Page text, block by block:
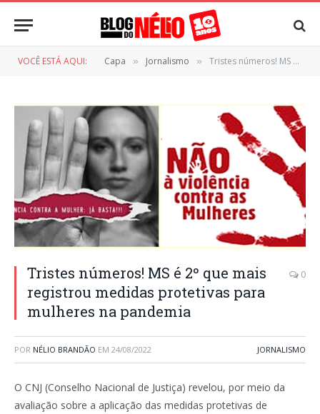
VOCÊ ESTÁ AQUI: Capa » Jornalismo » Tristes números! MS é 2º que mais registrou medidas protetivas para mulheres na pandemia
Tristes números! MS é 2º que mais
registrou medidas protetivas para
mulheres na pandemia
0
POR NÉLIO BRANDÃO EM 24/08/2022 JORNALISMO
O CNJ (Conselho Nacional de Justiça) revelou, por meio da
avaliação sobre a aplicação das medidas protetivas de